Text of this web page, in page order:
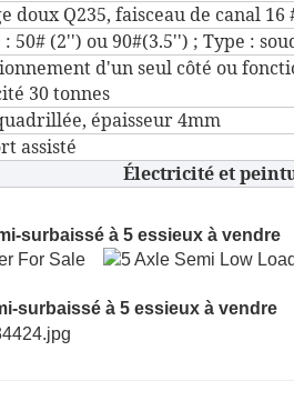
doux Q235, faisceau de canal 16
50# (2'') ou 90#(3.5'') ; Type :
d'un seul côté ou
30 tonnes
épaisseur 4mm
assisté
Électricité et
surbaissé à 5 essieux à vendre
surbaissé à 5 essieux à vendre